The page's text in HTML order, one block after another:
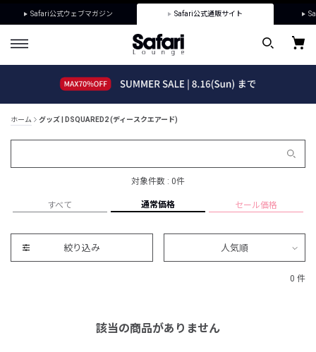
Safari公式ウェブマガジン Safari公式通販サイト
ホーム グッズ | DSQUARED2 (ディースクエアード)
対象件数 : 0件
すべて 通常価格 セール価格
絞り込み 人気順
0 件
該当の商品がありません